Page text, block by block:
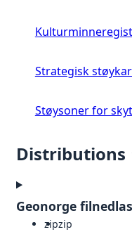
Strategisk
Støysoner for
Distributions
Geonorge
zipzip